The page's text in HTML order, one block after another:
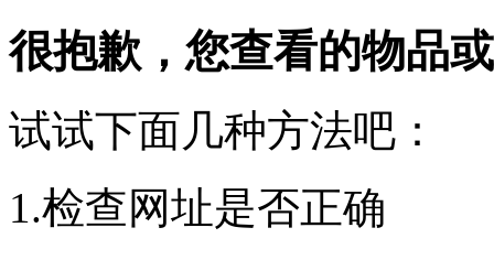
很抱歉，您查看的物品
试试下面几种方法吧：
1.检查网址是否正确